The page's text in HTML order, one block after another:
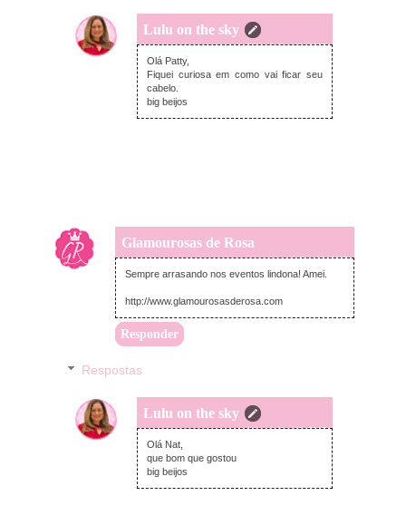
Lulu on the sky
quarta-feira, julho 19, 2017
Olá Patty,
Fiquei curiosa em como vai ficar seu
cabelo.
big beijos
Glamourosas de Rosa
terça-feira, julho 18, 2017
Sempre arrasando nos eventos lindona! Amei.
http://www.glamourosasderosa.com
Responder
Respostas
Lulu on the sky
quarta-feira, julho 19, 2017
Olá Nat,
que bom que gostou
big beijos